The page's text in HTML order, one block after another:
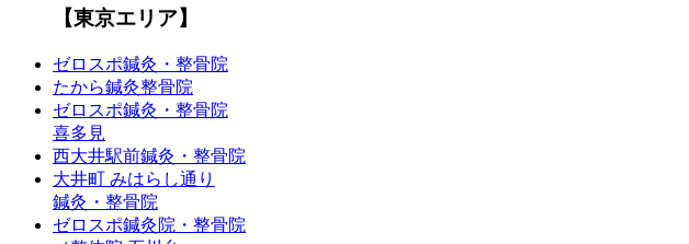
【東京エリア】
ゼロスポ鍼灸・整骨院
たから鍼灸整骨院
ゼロスポ鍼灸・整骨院
喜多見
西大井駅前鍼灸・整骨院
大井町 みはらし通り
鍼灸・整骨院
ゼロスポ鍼灸院・整骨院